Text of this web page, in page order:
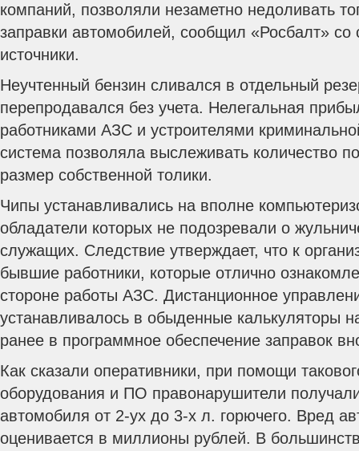
компаний, позволяли незаметно недоливать
заправки автомобилей, сообщил «Росбалт» со
источники.
Неучтенный бензин сливался в отдельный
перепродавался без учета. Нелегальная
работниками АЗС и устроителями
система позволяла выслеживать количество
размер собственной толики.
Чипы устанавливались на вполне
обладатели которых не подозревали о
служащих. Следствие утверждает, что к
бывшие работники, которые отлично
стороне работы АЗС. Дистанционное
устанавливалось в обыденные калькуляторы
ранее в программное обеспечение заправок
Как сказали оперативники, при помощи
оборудования и ПО правонарушители
автомобиля от 2-ух до 3-х л. горючего. Вред
оценивается в миллионы рублей. В